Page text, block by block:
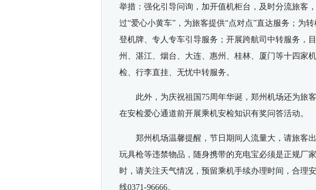
举措：强化引导问询，加开值机柜台，及时分流旅客
过“爱心小黄车”，为旅客提供“点对点”直达服务；为
登机牌、专人专车引导服务；开展跨航司中转服务，
州、湛江、烟台、大连、惠州、桂林、厦门等十四家
检、行李直挂、无忧中转服务。
此外，为庆祝祖国75周年华诞，郑州机场还为旅
在安检爱心通道前开展乘机安检知识有奖问答活动。
郑州机场温馨提醒，节日期间人流量大，请旅客
玩具枪等违禁物品，随身携带的充电宝必须是正规厂
时，请关注天气情况，预留乘机手续办理时间，合理
线0371-96666。